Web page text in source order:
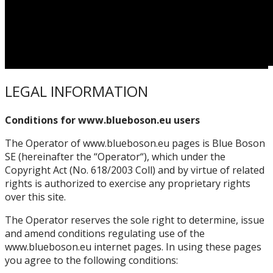
LEGAL INFORMATION
Conditions for www.blueboson.eu users
The Operator of www.blueboson.eu pages is Blue Boson
SE (hereinafter the “Operator“), which under the
Copyright Act (No. 618/2003 Coll) and by virtue of related
rights is authorized to exercise any proprietary rights
over this site.
The Operator reserves the sole right to determine, issue
and amend conditions regulating use of the
www.blueboson.eu internet pages. In using these pages
you agree to the following conditions: